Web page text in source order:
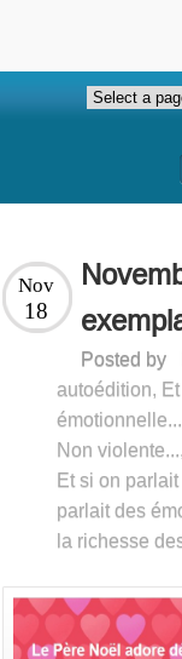
Nov
18
Posted by
autoédition,
émotionnelle...
Non violente...,
Et si on
parlait des
la richesse